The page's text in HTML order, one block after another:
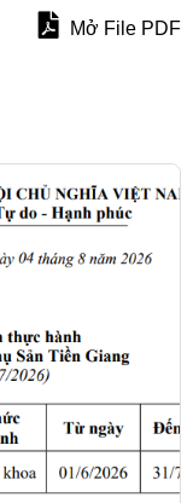
Mở File PDF